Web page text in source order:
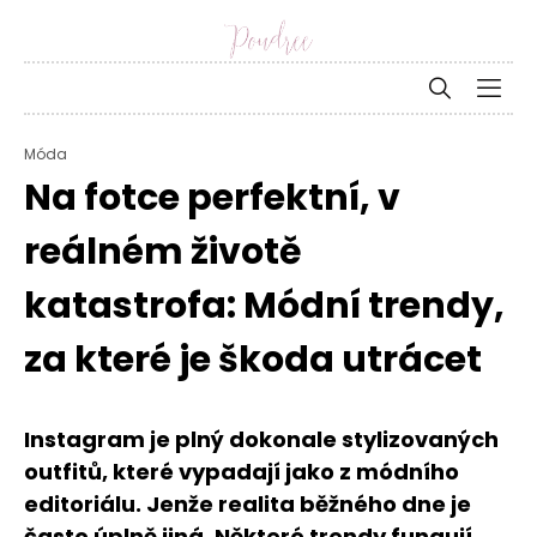
Móda
Na fotce perfektní, v
reálném životě
katastrofa: Módní trendy,
za které je škoda utrácet
Instagram je plný dokonale stylizovaných
outfitů, které vypadají jako z módního
editoriálu. Jenže realita běžného dne je